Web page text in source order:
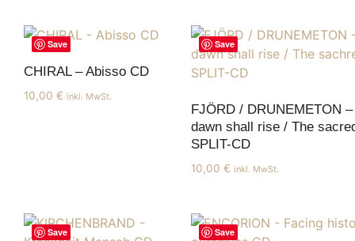
Save
CHIRAL – Abisso CD
10,00 € inkl. MwSt.
Save
FJÖRD / DRUNEMETON –
dawn shall rise / The
SPLIT-CD
10,00 € inkl. MwSt.
Save Save